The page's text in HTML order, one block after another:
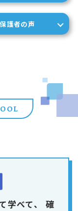
護者の声
学べて、
確